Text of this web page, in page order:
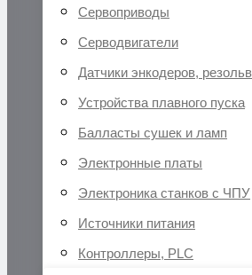
Сервоприводы
Серводвигатели
Датчики энкодеров,
Устройства плавного пуска
Балласты сушек и ламп
Электронные платы
Электроника станков с ЧПУ
Источники питания
Контроллеры, PLC